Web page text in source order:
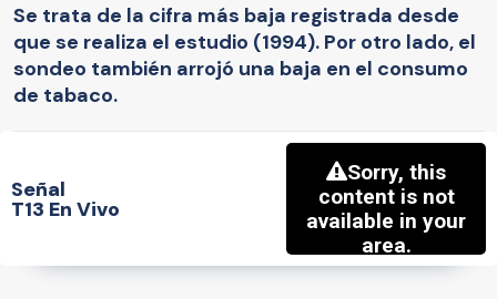
Se trata de la cifra más baja registrada desde
que se realiza el estudio (1994). Por otro lado, el
sondeo también arrojó una baja en el consumo
de tabaco.
Señal
T13 En Vivo